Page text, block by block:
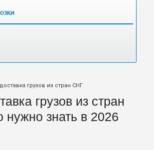
грузов из стран СНГ
грузов из стран
нужно знать в 2026